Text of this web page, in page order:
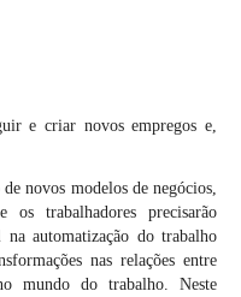
e criar novos empregos e,
novos modelos de negócios,
os trabalhadores precisarão
automatização do trabalho
nas relações entre
mundo do trabalho. Neste